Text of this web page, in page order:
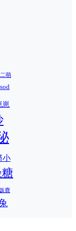
萌
崽
小
鹿